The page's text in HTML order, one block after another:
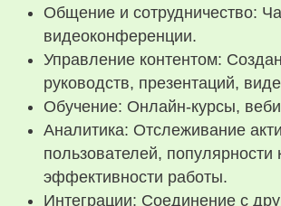
Общение и сотрудничество:
видеоконференции.
Управление контентом:
руководств, презентаций,
Обучение: Онлайн-курсы,
Аналитика: Отслеживание
пользователей, популярности
эффективности работы.
Интеграции: Соединение с